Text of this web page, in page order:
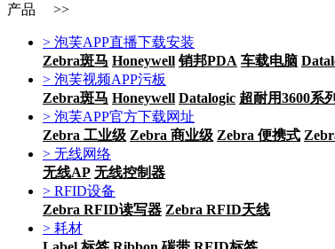
产品 >>
> 泡芙APP直播下载安装
Zebra斑马 Honeywell 销邦PDA 车载电脑
> 泡芙视频APP污板
Zebra斑马 Honeywell Datalogic 超耐用3600系列
> 泡芙APP官方下载网址
Zebra 工业级 Zebra 商业级 Zebra 便携式
> 无线网络
无线AP 无线控制器
> RFID设备
Zebra RFID读写器 Zebra RFID天线
> 耗材